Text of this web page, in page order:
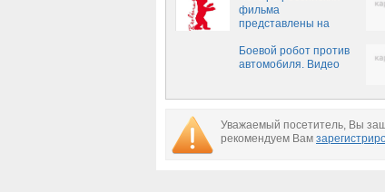
фильма
представлены на
кинофестивале
Боевой робот против
автомобиля. Видео
Уважаемый посетитель, Вы
рекомендуем Вам